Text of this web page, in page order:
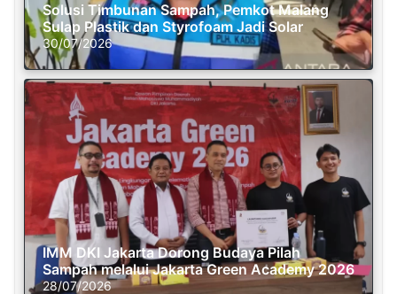
Solusi Timbunan Sampah, Pemkot Malang
Sulap Plastik dan Styrofoam Jadi Solar
30/07/2026
IMM DKI Jakarta Dorong Budaya Pilah
Sampah melalui Jakarta Green Academy 2026
28/07/2026